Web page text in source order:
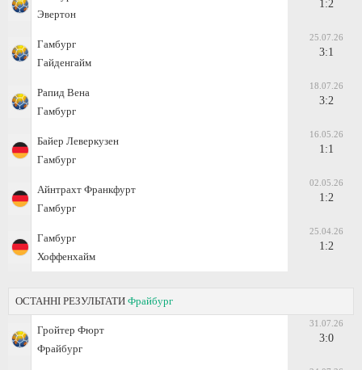
Эвертон
1:2
Гамбург
Гайденгайм
25.07.26
3:1
Рапид Вена
Гамбург
18.07.26
3:2
Байер Леверкузен
Гамбург
16.05.26
1:1
Айнтрахт Франкфурт
Гамбург
02.05.26
1:2
Гамбург
Хоффенхайм
25.04.26
1:2
ОСТАННІ РЕЗУЛЬТАТИ Фрайбург
Гройтер Фюрт
Фрайбург
31.07.26
3:0